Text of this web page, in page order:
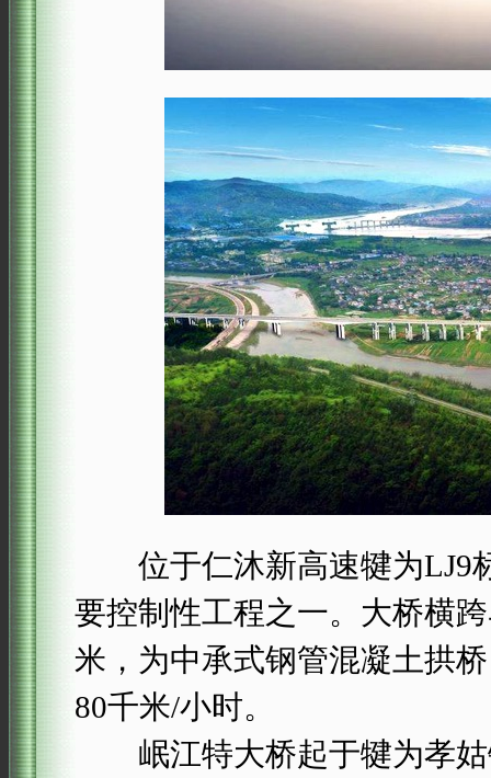
位于仁沐新高速犍为LJ9标
要控制性工程之一。大桥横
米，为中承式钢管混凝土拱
80千米/小时。
岷江特大桥起于犍为孝姑